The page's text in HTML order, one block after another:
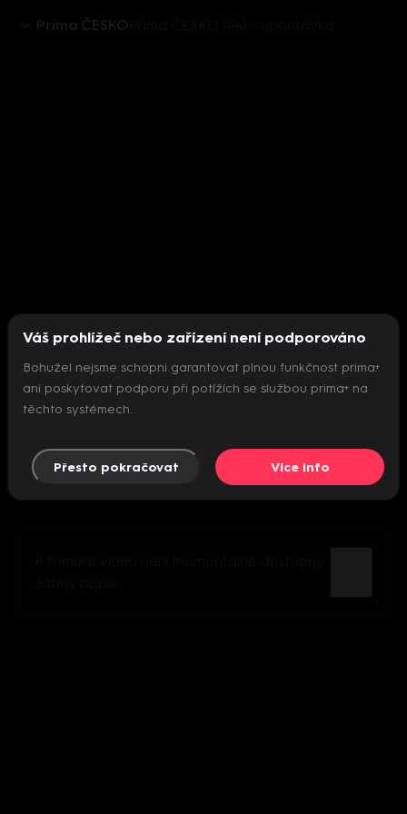
Prima ČESKO
Nepodařilo se inicializovat přehrávač
Váš prohlížeč nebo zařízení není podporováno
Bohužel nejsme schopni garantovat plnou funkčnost prima+
ani poskytovat podporu při potížích se službou prima+ na
těchto systémech.
Přesto pokračovat Více info